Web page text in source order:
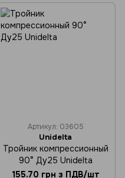
Артикул: 03605
Unidelta
Тройник компрессионный
90° Ду25 Unidelta
155.70 грн з ПДВ/шт